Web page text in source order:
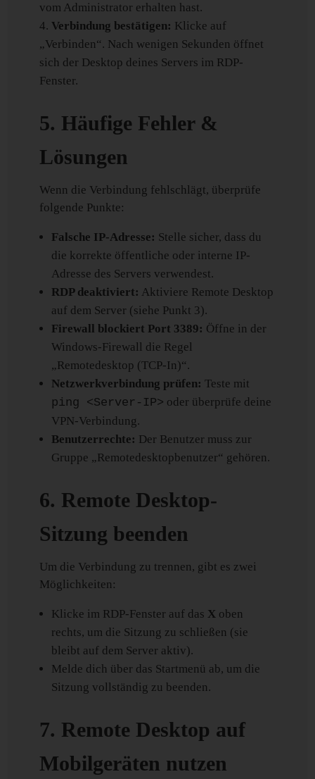
vom Administrator erhalten hast.
Verbindung bestätigen: Klicke auf
„Verbinden“. Nach wenigen Sekunden öffnet
sich der Desktop deines Servers im RDP-
Fenster.
5. Häufige Fehler &
Lösungen
Wenn die Verbindung fehlschlägt, überprüfe
folgende Punkte:
Falsche IP-Adresse: Stelle sicher, dass du
die korrekte öffentliche oder interne IP-
Adresse des Servers verwendest.
RDP deaktiviert: Aktiviere Remote Desktop
auf dem Server (siehe Punkt 3).
Firewall blockiert Port 3389: Öffne in der
Windows-Firewall die Regel
„Remotedesktop (TCP-In)“.
Netzwerkverbindung prüfen: Teste mit
ping <Server-IP> oder überprüfe deine
VPN-Verbindung.
Benutzerrechte: Der Benutzer muss zur
Gruppe „Remotedesktopbenutzer“ gehören.
6. Remote Desktop-
Sitzung beenden
Um die Verbindung zu trennen, gibt es zwei
Möglichkeiten:
Klicke im RDP-Fenster auf das X oben
rechts, um die Sitzung zu schließen (sie
bleibt auf dem Server aktiv).
Melde dich über das Startmenü ab, um die
Sitzung vollständig zu beenden.
7. Remote Desktop auf
Mobilgeräten nutzen